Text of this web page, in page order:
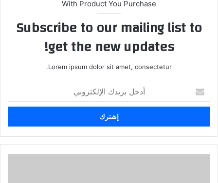
With Product You Purchase
Subscribe to our mailing list to
get the new updates!
Lorem ipsum dolor sit amet, consectetur.
بريدك
الإلكتروني